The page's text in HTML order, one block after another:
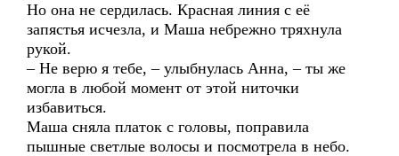
Но она не сердилась. Красная линия с её
запястья исчезла, и Маша небрежно тряхнула
рукой.
– Не верю я тебе, – улыбнулась Анна, – ты же
могла в любой момент от этой ниточки
избавиться.
Маша сняла платок с головы, поправила
пышные светлые волосы и посмотрела в небо.